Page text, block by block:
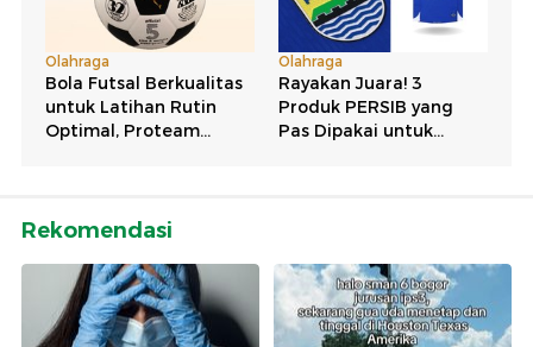
Rekomendasi